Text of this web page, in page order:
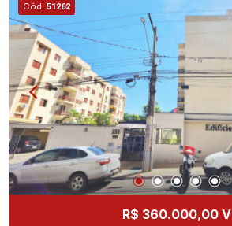
Cód. 51262
R$ 360.000,00 V